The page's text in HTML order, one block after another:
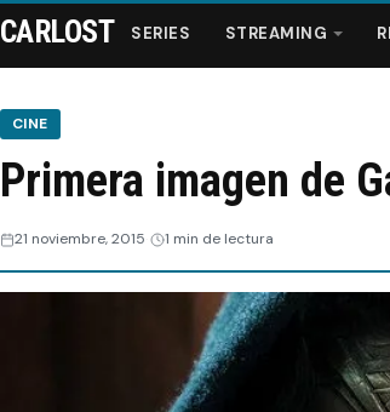
Series
Streaming
CARLOST SERIES STREAMING
CINE
Primera imagen de
21 noviembre, 2015 1 min de lectura